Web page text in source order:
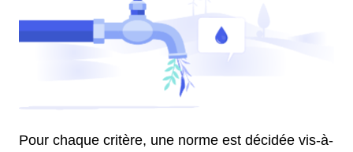
Pour chaque critère, une norme est décidée vis-à-